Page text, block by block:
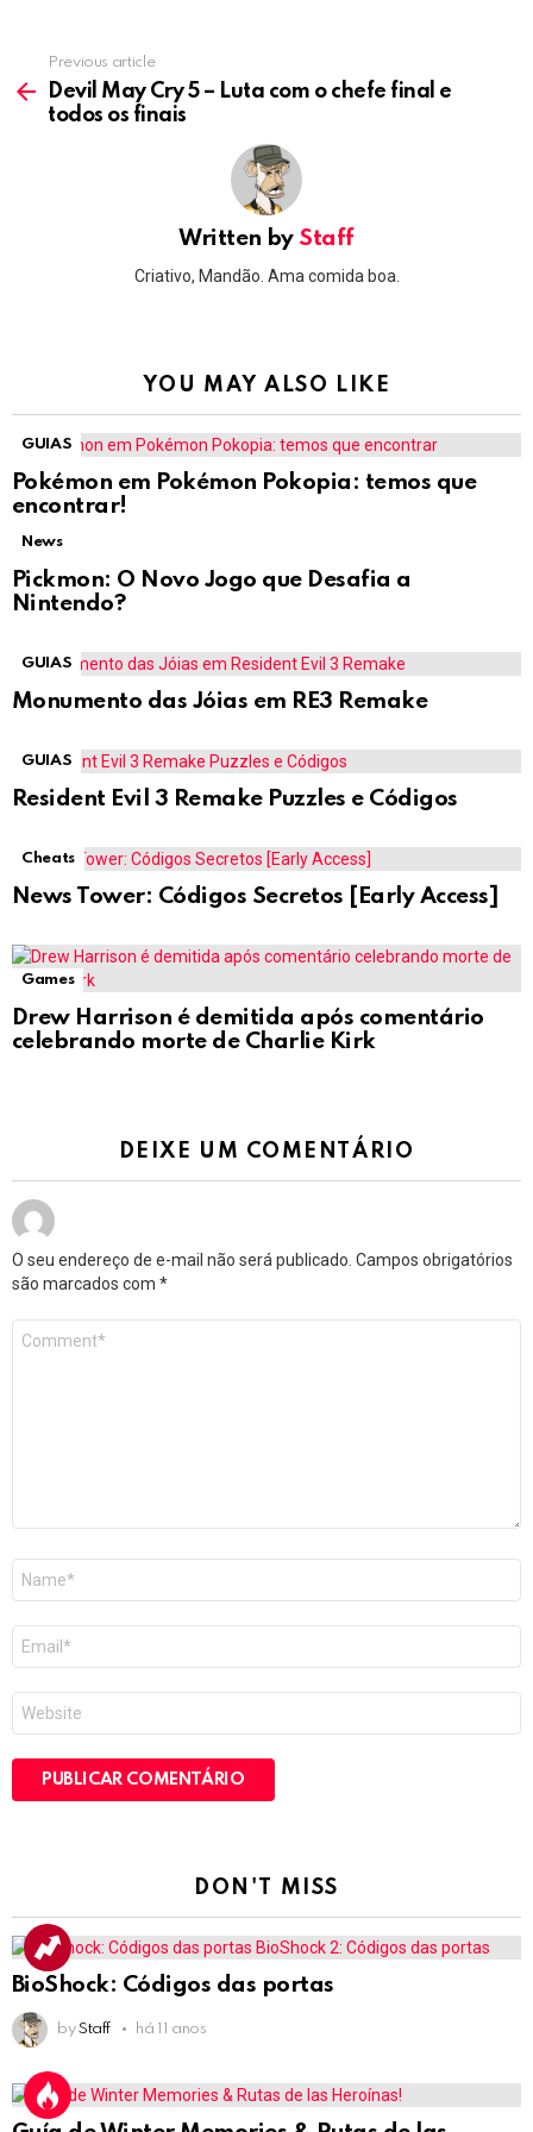
more
Previous article
Devil May Cry 5 – Luta com o chefe final e
todos os finais
Written by Staff
Criativo, Mandão. Ama comida boa.
YOU MAY ALSO LIKE
GUIAS
Pokémon em Pokémon Pokopia: temos que
encontrar!
News
Pickmon: O Novo Jogo que Desafia a
Nintendo?
GUIAS
Monumento das Jóias em RE3 Remake
GUIAS
Resident Evil 3 Remake Puzzles e Códigos
Cheats
News Tower: Códigos Secretos [Early Access]
Games
Drew Harrison é demitida após comentário
celebrando morte de Charlie Kirk
DEIXE UM COMENTÁRIO
O seu endereço de e-mail não será publicado. Campos obrigatórios
são marcados com *
mail
*
DON'T MISS
BioShock: Códigos das portas
by Staff há 11 anos